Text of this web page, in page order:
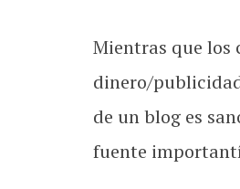
Mientras que los
dinero/
de un blog es
fuente